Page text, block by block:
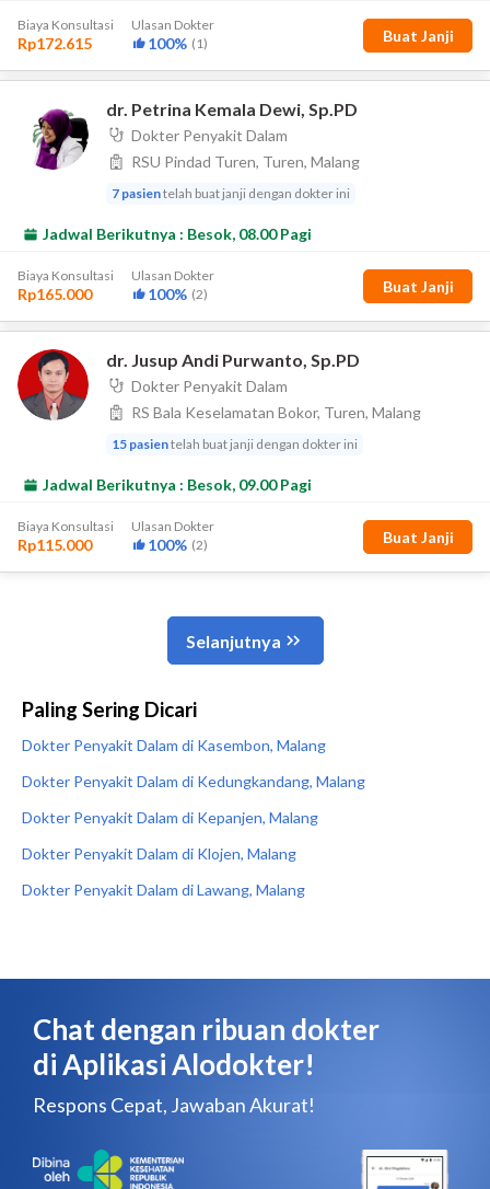
Paling Sering Dicari
Dokter Penyakit Dalam di Kasembon, Malang
Dokter Penyakit Dalam di Kedungkandang, Malang
Dokter Penyakit Dalam di Kepanjen, Malang
Dokter Penyakit Dalam di Klojen, Malang
Dokter Penyakit Dalam di Lawang, Malang